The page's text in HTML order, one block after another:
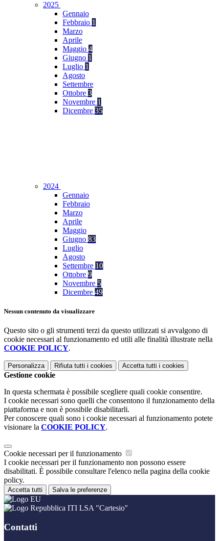
2025
Gennaio
Febbraio 1
Marzo
Aprile
Maggio 4
Giugno 1
Luglio 1
Agosto
Settembre
Ottobre 3
Novembre 1
Dicembre 35
2024
Gennaio
Febbraio
Marzo
Aprile
Maggio
Giugno 83
Luglio
Agosto
Settembre 10
Ottobre 9
Novembre 5
Dicembre 49
Nessun contenuto da visualizzare
Questo sito o gli strumenti terzi da questo utilizzati si avvalgono di
cookie necessari al funzionamento ed utili alle finalità illustrate nella
COOKIE POLICY.
Personalizza Rifiuta tutti i cookies Accetta tutti i cookies
Gestione cookie
In questa schermata è possibile scegliere quali cookie consentire.
I cookie necessari sono quelli che consentono il funzionamento della
piattaforma e non è possibile disabilitarli.
Per conoscere quali sono i cookie necessari al funzionamento potete
visionare la COOKIE POLICY.
Cookie necessari per il funzionamento
I cookie necessari per il funzionamento non possono essere
disabilitati. È possibile consultare l'elenco nella pagina della cookie
policy.
Accetta tutti Salva le preferenze
ITI LSA "Cartesio"
Contatti